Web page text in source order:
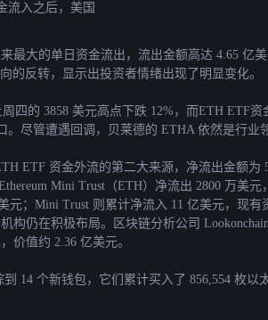
流入之后，美国
最大的单日资金流出，流出金额高达 4.65 亿
的反转，显示出投资者情绪出现了明显变化。
四的 3858 美元高点下跌 12%，而ETH ETF
尽管遭遇回调，贝莱德的 ETHA 依然是行业
ETF 资金外流的第二大来源，净流出金额
Mini Trust（ETH）净流出 2800 万美
元；Mini Trust 则累计净流入 11 亿美元，现有
构仍在积极布局。区块链分析公司
价值约 2.36 亿美元。
到 14 个新钱包，它们累计买入了 856,554 枚